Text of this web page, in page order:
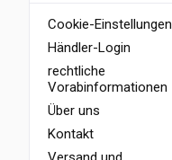
Cookie-Einstellungen
Händler-Login
rechtliche
Vorabinformationen
Über uns
Kontakt